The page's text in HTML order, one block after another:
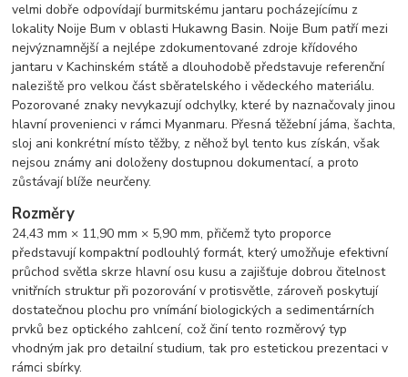
velmi dobře odpovídají burmitskému jantaru pocházejícímu z
lokality Noije Bum v oblasti Hukawng Basin. Noije Bum patří mezi
nejvýznamnější a nejlépe zdokumentované zdroje křídového
jantaru v Kachinském státě a dlouhodobě představuje referenční
naleziště pro velkou část sběratelského i vědeckého materiálu.
Pozorované znaky nevykazují odchylky, které by naznačovaly jinou
hlavní provenienci v rámci Myanmaru. Přesná těžební jáma, šachta,
sloj ani konkrétní místo těžby, z něhož byl tento kus získán, však
nejsou známy ani doloženy dostupnou dokumentací, a proto
zůstávají blíže neurčeny.
Rozměry
24,43 mm × 11,90 mm × 5,90 mm, přičemž tyto proporce
představují kompaktní podlouhlý formát, který umožňuje efektivní
průchod světla skrze hlavní osu kusu a zajišťuje dobrou čitelnost
vnitřních struktur při pozorování v protisvětle, zároveň poskytují
dostatečnou plochu pro vnímání biologických a sedimentárních
prvků bez optického zahlcení, což činí tento rozměrový typ
vhodným jak pro detailní studium, tak pro estetickou prezentaci v
rámci sbírky.